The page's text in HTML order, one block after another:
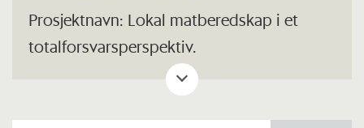
Prosjektnavn: Lokal matberedskap i et
totalforsvarsperspektiv.
Prosjektet tar utgangspunkt i
intensjonsavtalen «Fra jord til soldatens